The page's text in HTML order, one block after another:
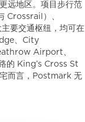
远地区。项目步行范
Crossrail）、
要交通枢纽，均可在
、City
Airport、
的 King’s Cross St
而言，Postmark 无